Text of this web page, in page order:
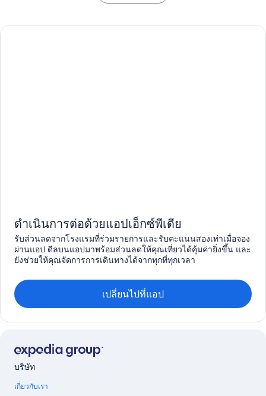
ดำเนินการต่อด้วยแอปเอ็กซ์พีเดีย
รับส่วนลดจากโรงแรมที่ร่วมรายการและรับคะแนนสองเท่าเมื่อจอง
ผ่านแอป ดีลบนแอปมาพร้อมส่วนลดให้คุณเที่ยวได้คุ้มค่ายิ่งขึ้น และ
ยังช่วยให้คุณจัดการการเดินทางได้จากทุกที่ทุกเวลา
เปลี่ยนไปที่แอป
บริษัท
เกี่ยวกับเรา